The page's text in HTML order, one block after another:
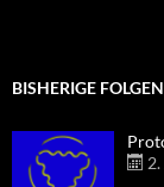
BISHERIGE